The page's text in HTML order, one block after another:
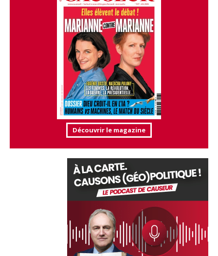
Découvrir le magazine